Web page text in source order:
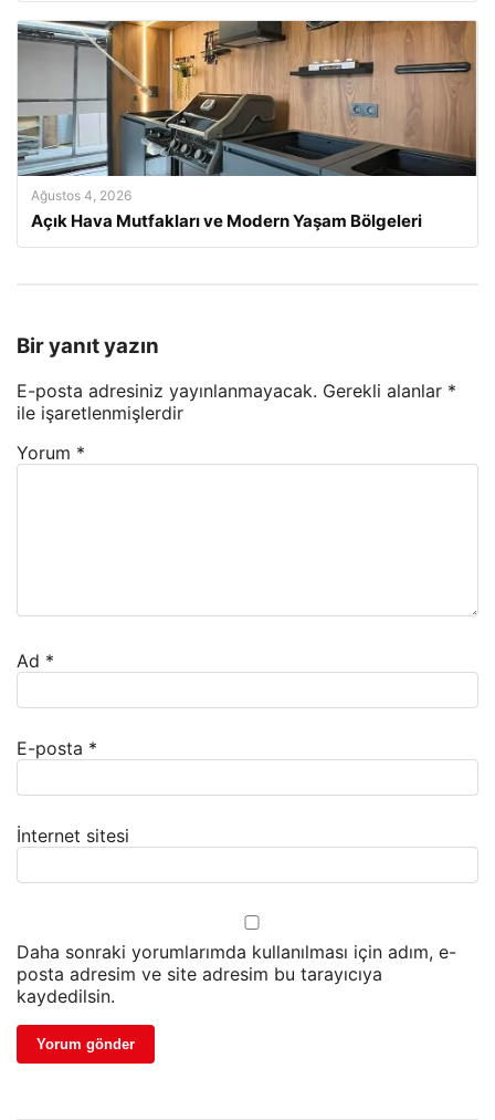
Ağustos 4, 2026
Açık Hava Mutfakları ve Modern Yaşam Bölgeleri
Bir yanıt yazın
E-posta adresiniz yayınlanmayacak. Gerekli alanlar *
ile işaretlenmişlerdir
Yorum *
Ad *
E-posta *
İnternet sitesi
Daha sonraki yorumlarımda kullanılması için adım, e-
posta adresim ve site adresim bu tarayıcıya
kaydedilsin.